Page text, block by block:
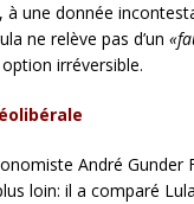
à une donnée
ne relève pas d’un
option irréversible.
André Gunder
loin: il a comparé Lula